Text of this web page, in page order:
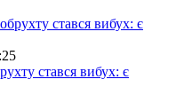
стався вибух: є